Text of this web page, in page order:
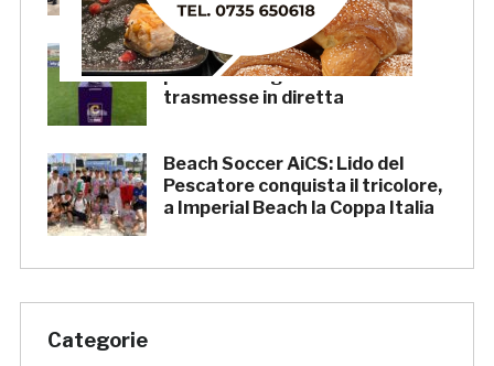
La Serie C su Rai 2: alcune
partite di Lega Pro saranno
trasmesse in diretta
Beach Soccer AiCS: Lido del
Pescatore conquista il tricolore,
a Imperial Beach la Coppa Italia
Categorie